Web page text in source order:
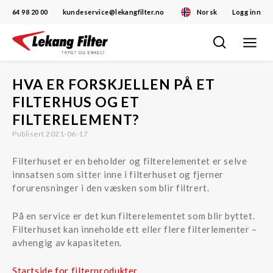
Norsk Logg inn
64 98 20 00 kundeservice@lekangfilter.no
Skip
content
Toggle
HVA ER FORSKJELLEN PÅ ET
FILTERHUS OG ET
FILTERELEMENT?
Publisert 2021-06-17
Filterhuset er en beholder og filterelementet er selve
innsatsen som sitter inne i filterhuset og fjerner
forurensninger i den væsken som blir filtrert.
På en service er det kun filterelementet som blir byttet.
Filterhuset kan inneholde ett eller flere filterlementer –
avhengig av kapasiteten.
Startside for filterprodukter